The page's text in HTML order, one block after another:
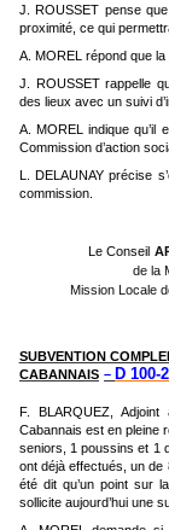
J. ROUSSET pense
proximité, ce qui
A. MOREL répond que
J. ROUSSET rappelle
des lieux avec un suivi
A. MOREL indique qu’il
Commission d’action
L. DELAUNAY précise
commission.
Le Conseil
de la
Mission Locale
SUBVENTION
CABANNAIS – D 100-
F. BLARQUEZ,
Cabannais est en pleine
seniors, 1 poussins et 1
ont déjà effectués, un de
été dit qu’un point sur
sollicite aujourd’hui une